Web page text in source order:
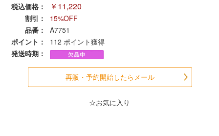
中部
中国・四国
商品レビュー
税込価格：
￥11,220
割引：
15%OFF
品番：
A7751
ポイント：
112 ポイント獲得
発送時期：
再販・予約開始したらメール
☆お気に入り